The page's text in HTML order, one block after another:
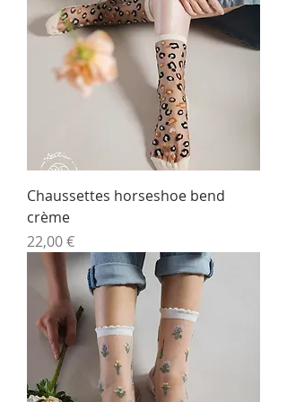
Chaussettes horseshoe bend
crème
Prix
22,00 €